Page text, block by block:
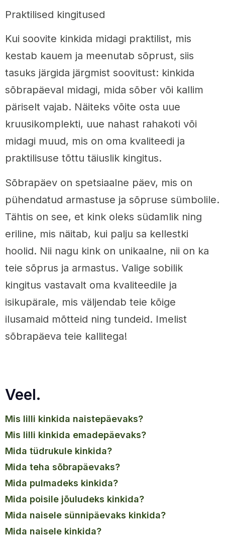
Praktilised kingitused
Kui soovite kinkida midagi praktilist, mis
kestab kauem ja meenutab sõprust, siis
tasuks järgida järgmist soovitust: kinkida
sõbrapäeval midagi, mida sõber või kallim
päriselt vajab. Näiteks võite osta uue
kruusikomplekti, uue nahast rahakoti või
midagi muud, mis on oma kvaliteedi ja
praktilisuse tõttu täiuslik kingitus.
Sõbrapäev on spetsiaalne päev, mis on
pühendatud armastuse ja sõpruse sümbolile.
Tähtis on see, et kink oleks südamlik ning
eriline, mis näitab, kui palju sa kellestki
hoolid. Nii nagu kink on unikaalne, nii on ka
teie sõprus ja armastus. Valige sobilik
kingitus vastavalt oma kvaliteedile ja
isikupärale, mis väljendab teie kõige
ilusamaid mõtteid ning tundeid. Imelist
sõbrapäeva teie kallitega!
Veel.
mis lilli kinkida naistepäevaks?
mis lilli kinkida emadepäevaks?
mida tüdrukule kinkida?
mida teha sõbrapäevaks?
mida pulmadeks kinkida?
mida poisile jõuludeks kinkida?
mida naisele sünnipäevaks kinkida?
mida naisele kinkida?